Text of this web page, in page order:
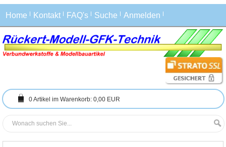
Home Kontakt FAQ's Suche Anmelden
0Artikel im Warenkorb: 0,00 EUR